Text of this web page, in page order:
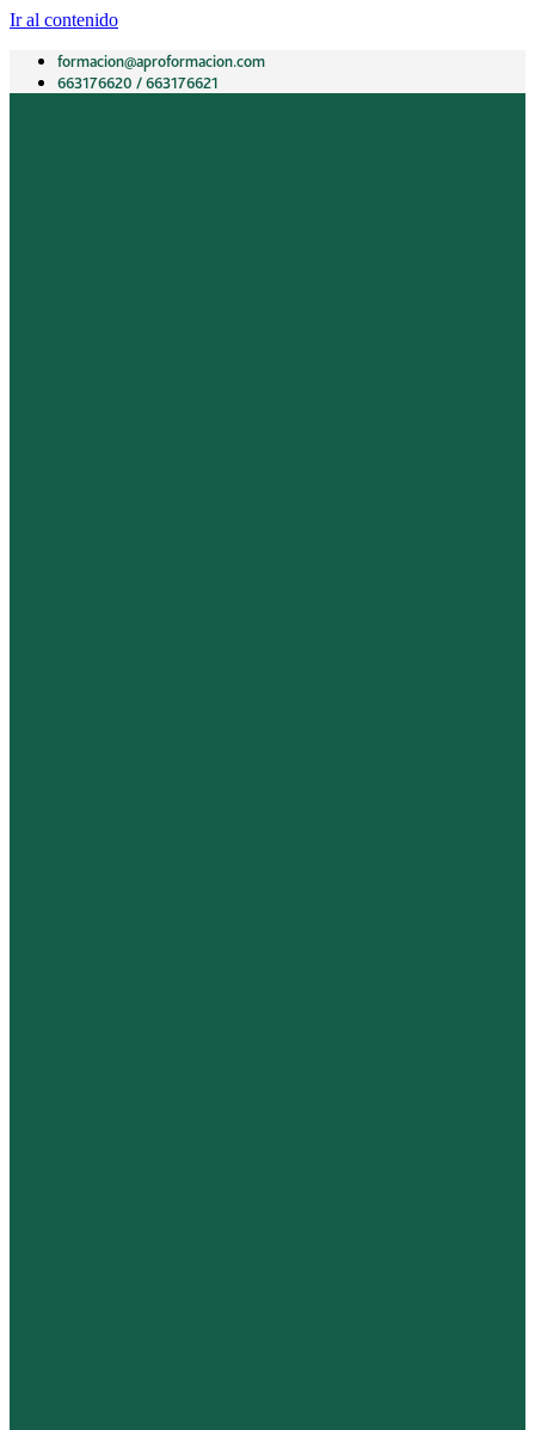
Ir al contenido
formacion@aproformacion.com
663176620 / 663176621